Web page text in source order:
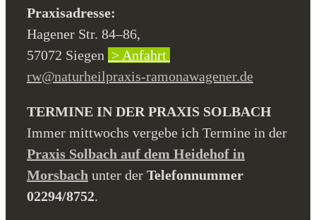
Praxisadresse:
Hagener Str. 84–86,
57072 Siegen > Anfahrt
rw@naturheilpraxis-ramonawagener.de
TERMINE IN DER PRAXIS SOLBACH
Immer mittwochs vergebe ich Termine in der
Praxis Solbach auf dem Heidehof in
Morsbach unter der Telefonnummer
02294/8752.